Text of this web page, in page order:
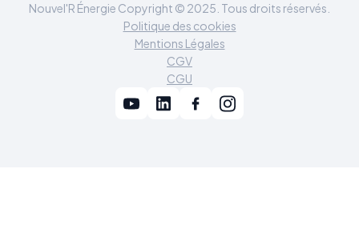
Nouvel'R Énergie Copyright © 2025. Tous droits réservés.
Politique des cookies
Mentions Légales
CGV
CGU